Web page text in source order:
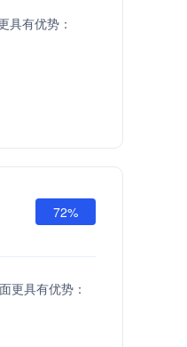
具有优势：
72%
更具有优势：